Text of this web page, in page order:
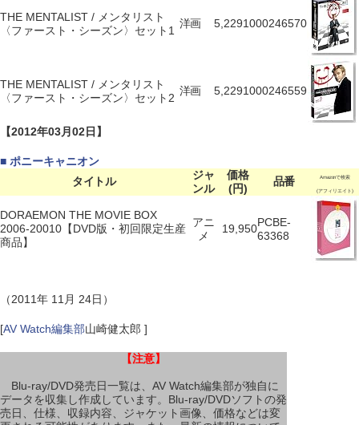
THE MENTALIST / メンタリスト
〈ファースト・シーズン〉セット1
洋画 5,2291000246570
THE MENTALIST / メンタリスト
〈ファースト・シーズン〉セット2
洋画 5,2291000246559
【2012年03月02日】
■ ポニーキャニオン
タイトル
ジャ
ンル
価格
(円)
品番 Amazonで検索
(アフィリエイト)
DORAEMON THE MOVIE BOX
2006-20010【DVD版・初回限定生産
商品】
アニ
メ
19,950PCBE-
63368
（2011年 11月 24日）
[AV Watch編集部山崎健太郎 ]
【注意】
Blu-ray/DVD発売日一覧は、AV Watch編集部が独自に
データを収集し作成しています。Blu-ray/DVDソフトの発
売日、仕様、収録内容、ジャケット画像、価格などは変